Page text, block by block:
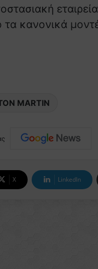
κανονικά
MARTIN
X LinkedIn